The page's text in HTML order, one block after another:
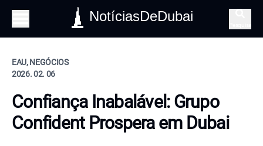
NotíciasDeDubai
EAU, NEGÓCIOS
2026. 02. 06
Confiança Inabalável: Grupo
Confident Prospera em Dubai